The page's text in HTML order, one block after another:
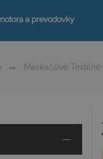
a prevodovky
Maskačové